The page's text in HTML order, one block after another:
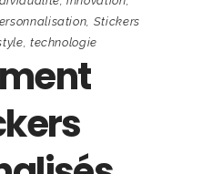
Stickers
technologie